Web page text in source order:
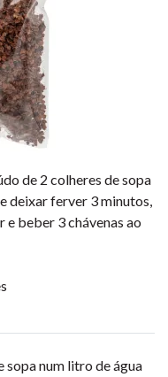
de 2 colheres de sopa
deixar ferver 3 minutos,
e beber 3 chávenas ao
sopa num litro de água